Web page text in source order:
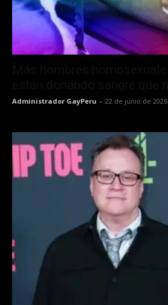
Administrador GayPeru - 22 de junio de 2026